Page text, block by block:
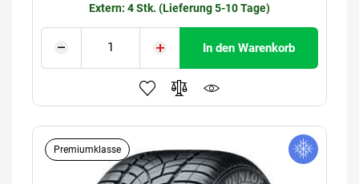
Extern: 4 Stk. (Lieferung 5-10 Tage)
In den Warenkorb
Premiumklasse